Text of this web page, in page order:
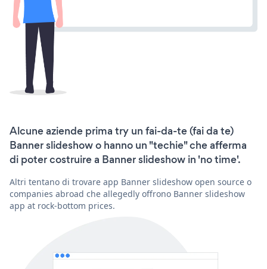
Alcune aziende prima try un fai-da-te (fai da te)
Banner slideshow o hanno un "techie" che afferma
di poter costruire a Banner slideshow in 'no time'.
Altri tentano di trovare app Banner slideshow open source o
companies abroad che allegedly offrono Banner slideshow
app at rock-bottom prices.